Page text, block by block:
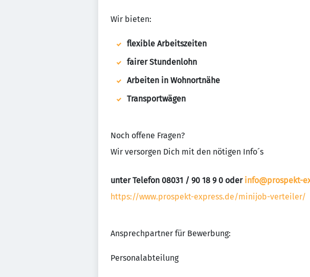
Wir bieten:
flexible Arbeitszeiten
fairer Stundenlohn
Arbeiten in Wohnortnähe
Transportwägen
Noch offene Fragen?
Wir versorgen Dich mit den nötigen Info´s
unter Telefon 08031 / 90 18 9 0 oder info@prospekt-
https://www.prospekt-express.de/minijob-verteiler/
Ansprechpartner für Bewerbung:
Personalabteilung